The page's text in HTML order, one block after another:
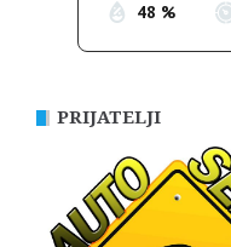
48 %
PRIJATELJI